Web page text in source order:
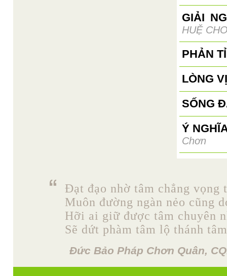
GIẢI
HUỆ
PHẢN
LÒNG
SỐNG
Ý
Chơn
Đạt đạo nhờ tâm chẳng vọng
Muôn đường ngàn nẻo cũng
Hỡi ai giữ được tâm chuyên
Sẽ dứt phàm tâm lộ thánh
Đức Bảo Pháp Chơn Quân,